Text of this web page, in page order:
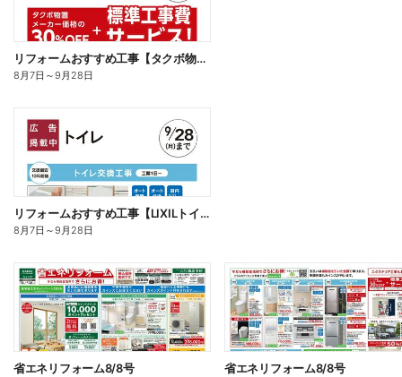
リフォームおすすめ工事【タクボ物置】□
8月7日 ～9月28日
リフォームおすすめ工事【LIXILトイレ】□
8月7日 ～9月28日
省エネリフォーム8/8号 省エネリフォーム8/8号